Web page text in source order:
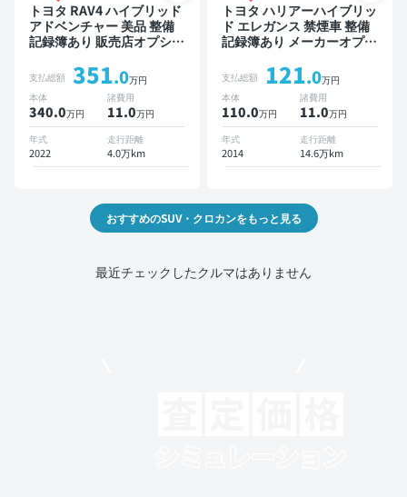
トヨタ RAV4 ハイブリッド
アドベンチャー 美品 整備
記録簿あり 販売店オプショ
ットモニター デジタルイン
ナーミラー オートクルーズ
スマートキー ETC バック
モニター ドライブレコーダ
ー 衝突軽減
支払総額 351.0万円
本体
340.0万円
諸費用
11.0万円
年式
2022
走行距離
4.0万km
トヨタ ハリアーハイブリッ
ド エレガンス 禁煙車 整備
記録簿あり メーカーオプシ
ETC バックモニター ドラ
イブレコーダー
支払総額 121.0万円
本体
110.0万円
諸費用
11.0万円
年式
2014
走行距離
14.6万km
おすすめのSUV・クロカンをもっと見る
最近チェックしたクルマはありません